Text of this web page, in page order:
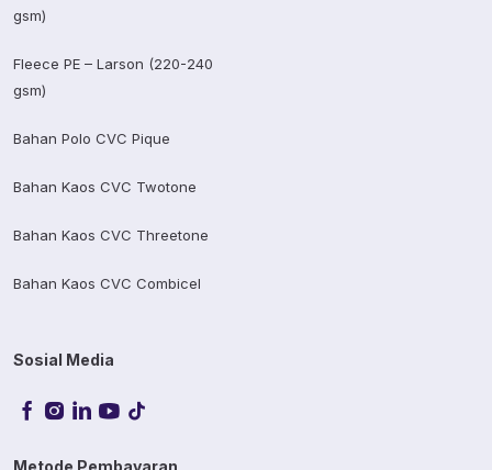
gsm)
Fleece PE – Larson (220-240
gsm)
Bahan Polo CVC Pique
Bahan Kaos CVC Twotone
Bahan Kaos CVC Threetone
Bahan Kaos CVC Combicel
Sosial Media